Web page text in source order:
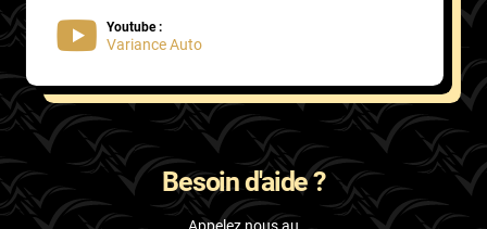
Youtube :
Variance Auto
Besoin d'aide ?
Appelez nous au